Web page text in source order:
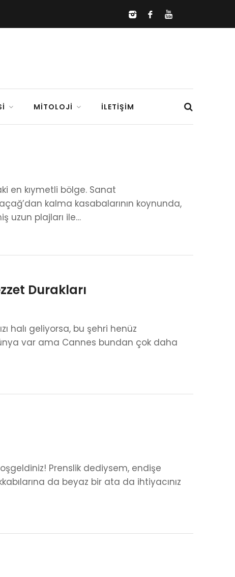
MITOLOJI İLETIŞIM
en kıymetli bölge. Sanat
kalma kasabalarının koynunda,
uzun plajları ile…
Durakları
halı geliyorsa, bu şehri henüz
var ama Cannes bundan çok daha
Prenslik dediysem, endişe
da beyaz bir ata da ihtiyacınız